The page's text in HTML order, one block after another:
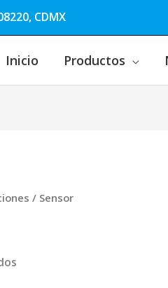
CDMX
Inicio Productos
/ Sensor